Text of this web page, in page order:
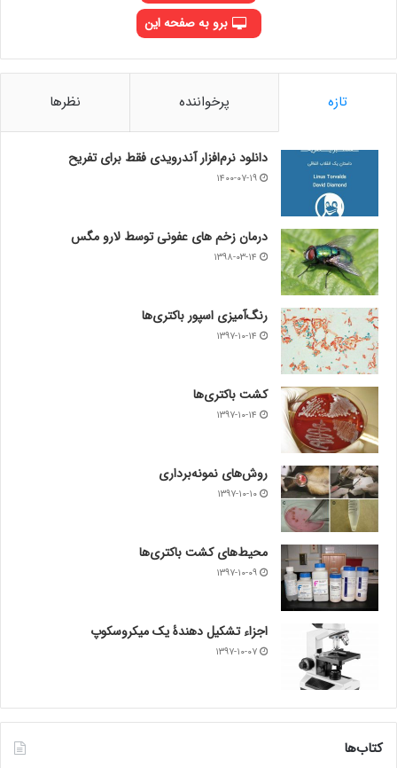
برو به صفحه این
تازه پرخواننده نظرها
دانلود نرم‌افزار آندرویدی فقط برای تفریح
۱۴۰۰-۰۷-۱۹
درمان زخم های عفونی توسط لارو مگس
۱۳۹۸-۰۳-۱۴
رنگ‌آمیزی اسپور باکتری‌ها
۱۳۹۷-۱۰-۱۴
کشت باکتری‌ها
۱۳۹۷-۱۰-۱۴
روش‌های نمونه‌برداری
۱۳۹۷-۱۰-۱۰
محیط‌های کشت باکتری‌ها
۱۳۹۷-۱۰-۰۹
اجزاء تشکیل دهندۀ یک میکروسکوپ
۱۳۹۷-۱۰-۰۷
کتاب‌ها